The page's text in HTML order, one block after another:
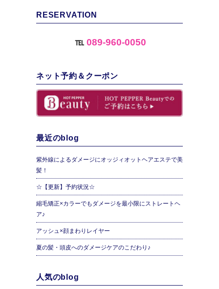
RESERVATION
℡ 089-960-0050
ネット予約＆クーポン
最近のblog
紫外線によるダメージにオッジィオットヘアエステで美
髪！
☆【更新】予約状況☆
縮毛矯正×カラーでもダメージを最小限にストレートヘ
ア♪
アッシュ×顔まわりレイヤー
夏の髪・頭皮へのダメージケアのこだわり♪
人気のblog